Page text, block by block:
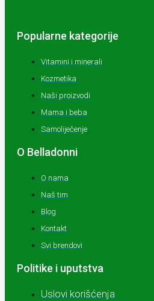
Popularne kategorije
Vitamini i minerali
Kozmetika
Naši proizvodi
Mama i beba
Samoliječenje
O Belladonni
O nama
Naš tim
Blog
Kontakt
Svi brendovi
Politike i uputstva
Uslovi korišćenja